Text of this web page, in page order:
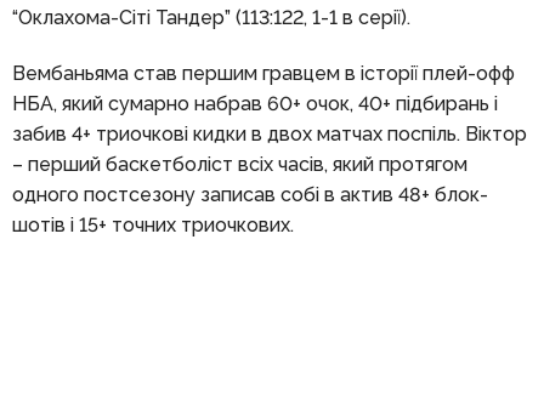
“Оклахома-Сіті Тандер” (113:122, 1-1 в серії).
Вембаньяма став першим гравцем в історії плей-офф
НБА, який сумарно набрав 60+ очок, 40+ підбирань і
забив 4+ триочкові кидки в двох матчах поспіль. Віктор
– перший баскетболіст всіх часів, який протягом
одного постсезону записав собі в актив 48+ блок-
шотів і 15+ точних триочкових.